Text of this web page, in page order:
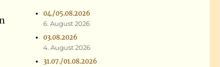
04./05.08.2026
6. August 2026
03.08.2026
4. August 2026
31.07./01.08.2026